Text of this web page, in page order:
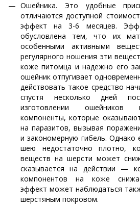
Ошейника. Это удобные
отличаются доступной
эффект на 3-6 месяцев.
обусловлена тем, что их
особенными активными
регулярного ношения эти
коже питомца и надежно его
ошейник отпугивает
действовать такое средство
спустя несколько дней
изготовлении ошейников
компоненты, которые
на паразитов, вызывая
и закономерную гибель. Однако
шею недостаточно плотно,
веществ на шерсти может
сказывается на действии —
компонентов на коже
эффект может наблюдаться
шерстяным покровом.